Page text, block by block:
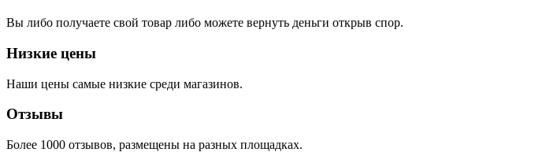
Вы либо получаете свой товар либо можете вернуть деньги открыв спор.
Низкие цены
Наши цены самые низкие среди магазинов.
Отзывы
Более 1000 отзывов, размещены на разных площадках.